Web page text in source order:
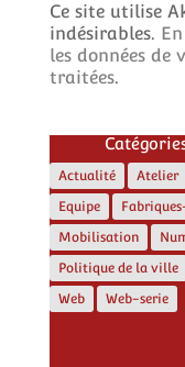
Ce site utilise
indésirables.
les données de
traitées.
Actualité Atelier
Equipe
Mobilisation
Politique de la ville
Web
Web-serie